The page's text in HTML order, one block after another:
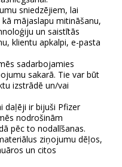
sniedzējiem, lai
mājaslapu mitināšanu,
un saistītās
klientu apkalpi, e-pasta
sadarbojamies
sakarā. Tie var būt
izstrādē un/vai
daļēji ir bijuši Pfizer
nodrošinām
pēc to nodalīšanas.
ziņojumu dēļos,
un citos